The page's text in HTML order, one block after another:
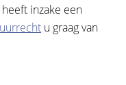
inzake een
u graag van